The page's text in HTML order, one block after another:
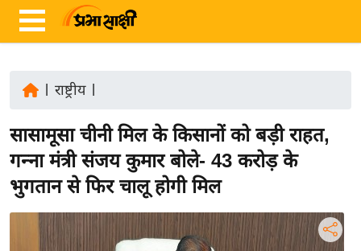
ज़ा
ख
ब
र
राष्ट्रीय|
सासामूसा चीनी मिल के किसानों को बड़ी राहत,
गन्ना मंत्री संजय कुमार बोले- 43 करोड़ के
भुगतान से फिर चालू होगी मिल